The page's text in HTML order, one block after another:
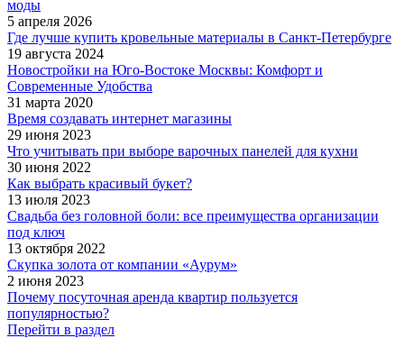
моды
5 апреля 2026
Где лучше купить кровельные материалы в Санкт-Петербурге
19 августа 2024
Новостройки на Юго-Востоке Москвы: Комфорт и
Современные Удобства
31 марта 2020
Время создавать интернет магазины
29 июня 2023
Что учитывать при выборе варочных панелей для кухни
30 июня 2022
Как выбрать красивый букет?
13 июля 2023
Свадьба без головной боли: все преимущества организации
под ключ
13 октября 2022
Скупка золота от компании «Аурум»
2 июня 2023
Почему посуточная аренда квартир пользуется
популярностью?
Перейти в раздел